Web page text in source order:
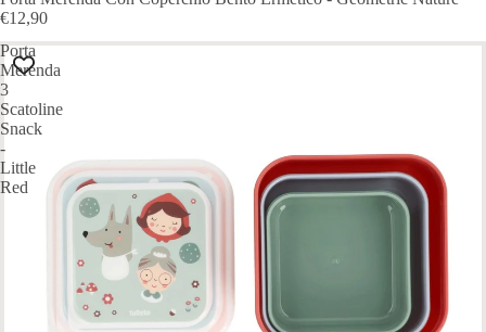
€12,90
Porta
Merenda
3
Scatoline
Snack
-
Little
Red